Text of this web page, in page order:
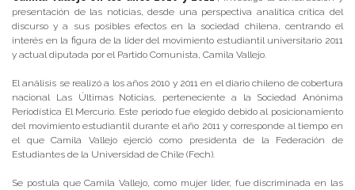
presentación de las noticias, desde una perspectiva analítica crítica del
discurso y a sus posibles efectos en la sociedad chilena, centrando el
interés en la figura de la líder del movimiento estudiantil universitario 2011
y actual diputada por el Partido Comunista, Camila Vallejo.
El análisis se realizó a los años 2010 y 2011 en el diario chileno de cobertura
nacional Las Últimas Noticias, perteneciente a la Sociedad Anónima
Periodística El Mercurio. Este periodo fue elegido debido al posicionamiento
del movimiento estudiantil durante el año 2011 y corresponde al tiempo en
el que Camila Vallejo ejerció como presidenta de la Federación de
Estudiantes de la Universidad de Chile (Fech).
Se postula que Camila Vallejo, como mujer líder, fue discriminada en las